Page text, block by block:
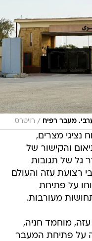
מעבר רפיח / רויטרס
נציגי מצרים,
והקישור של
גל של תגובות
רצועת עזה והעולם
על פתיחת
מעורבות.
עזה, מוחמד חניה,
על פתיחת המעבר